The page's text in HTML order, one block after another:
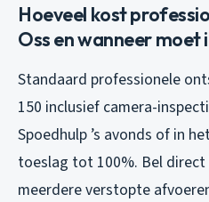
Hoeveel kost
Oss en wanneer moet
Standaard professionele
150 inclusief camera-
Spoedhulp ’s avonds of in
toeslag tot 100%. Bel
meerdere verstopte